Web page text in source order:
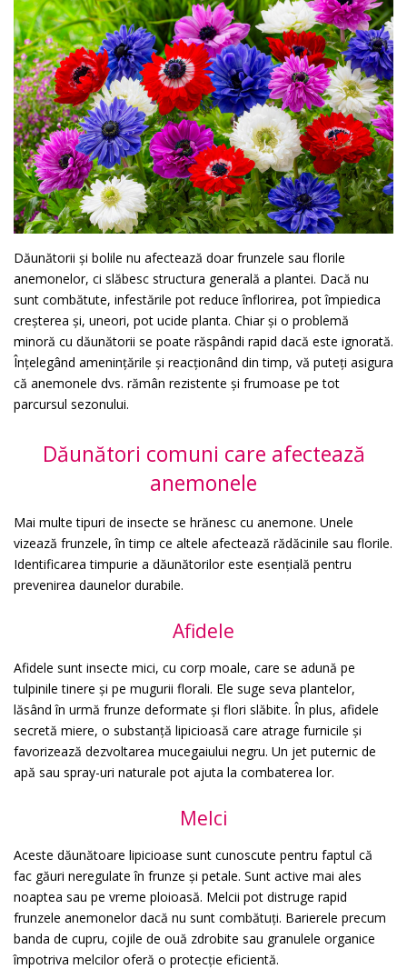
Dăunătorii și bolile nu afectează doar frunzele sau florile
anemonelor, ci slăbesc structura generală a plantei. Dacă nu
sunt combătute, infestările pot reduce înflorirea, pot împiedica
creșterea și, uneori, pot ucide planta. Chiar și o problemă
minoră cu dăunătorii se poate răspândi rapid dacă este ignorată.
Înțelegând amenințările și reacționând din timp, vă puteți asigura
că anemonele dvs. rămân rezistente și frumoase pe tot
parcursul sezonului.
Dăunători comuni care afectează
anemonele
Mai multe tipuri de insecte se hrănesc cu anemone. Unele
vizează frunzele, în timp ce altele afectează rădăcinile sau florile.
Identificarea timpurie a dăunătorilor este esențială pentru
prevenirea daunelor durabile.
Afidele
Afidele sunt insecte mici, cu corp moale, care se adună pe
tulpinile tinere și pe mugurii florali. Ele suge seva plantelor,
lăsând în urmă frunze deformate și flori slăbite. În plus, afidele
secretă miere, o substanță lipicioasă care atrage furnicile și
favorizează dezvoltarea mucegaiului negru. Un jet puternic de
apă sau spray-uri naturale pot ajuta la combaterea lor.
Melci
Aceste dăunătoare lipicioase sunt cunoscute pentru faptul că
fac găuri neregulate în frunze și petale. Sunt active mai ales
noaptea sau pe vreme ploioasă. Melcii pot distruge rapid
frunzele anemonelor dacă nu sunt combătuți. Barierele precum
banda de cupru, cojile de ouă zdrobite sau granulele organice
împotriva melcilor oferă o protecție eficientă.